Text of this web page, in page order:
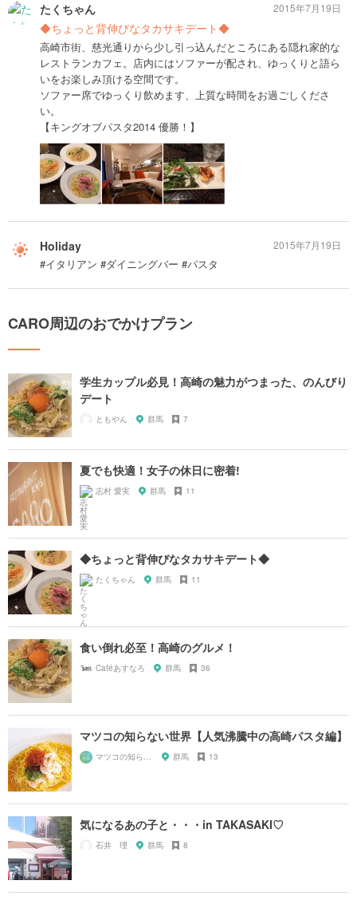
たくちゃん
◆ちょっと背伸びなタカサキデート◆
高崎市街、慈光通りから少し引っ込んだところにある隠れ家的な
レストランカフェ。店内にはソファーが配され、ゆっくりと語ら
いをお楽しみ頂ける空間です。
ソファー席でゆっくり飲めます、上質な時間をお過ごしくださ
い。
【キングオブパスタ2014 優勝！】
2015年7月19日
Holiday
#イタリアン #ダイニングバー #パスタ
2015年7月19日
CARO周辺のおでかけプラン
学生カップル必見！高崎の魅力がつまった、のんびり
デート
ともやん 群馬 7
夏でも快適！女子の休日に密着!
志村 愛実 群馬 11
◆ちょっと背伸びなタカサキデート◆
たくちゃん 群馬 11
食い倒れ必至！高崎のグルメ！
Caféあすなろ 群馬 36
マツコの知らない世界【人気沸騰中の高崎パスタ編】
マツコの知らない世界マニア 群馬 13
気になるあの子と・・・in TAKASAKI♡
石井 理 群馬 8